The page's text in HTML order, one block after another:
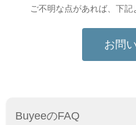
BuyeeのFAQ
ご不明な点があれば、下記
お問